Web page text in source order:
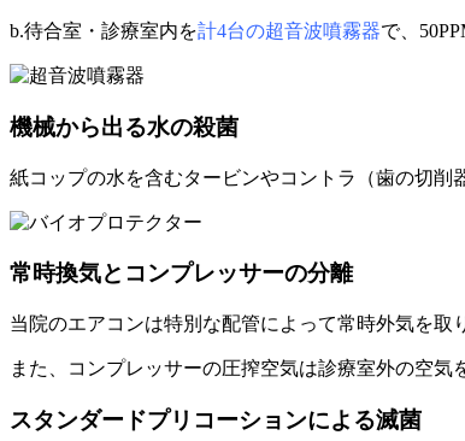
b.待合室・診療室内を計4台の超音波噴霧器で、
機械から出る水の殺菌
紙コップの水を含むタービンやコントラ（歯の切
常時換気とコンプレッサーの分離
当院のエアコンは特別な配管によって常時外気を取
また、コンプレッサーの圧搾空気は診療室外の空気
スタンダードプリコーションによる滅菌